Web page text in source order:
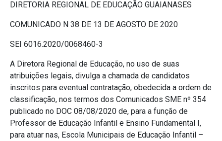
DIRETORIA REGIONAL DE EDUCAÇÃO GUAIANASES
COMUNICADO N 38 DE 13 DE AGOSTO DE 2020
SEI 6016.2020/0068460-3
A Diretora Regional de Educação, no uso de suas
atribuições legais, divulga a chamada de candidatos
inscritos para eventual contratação, obedecida a ordem de
classificação, nos termos dos Comunicados SME nº 354
publicado no DOC 08/08/2020 de, para a função de
Professor de Educação Infantil e Ensino Fundamental I,
para atuar nas, Escola Municipais de Educação Infantil –